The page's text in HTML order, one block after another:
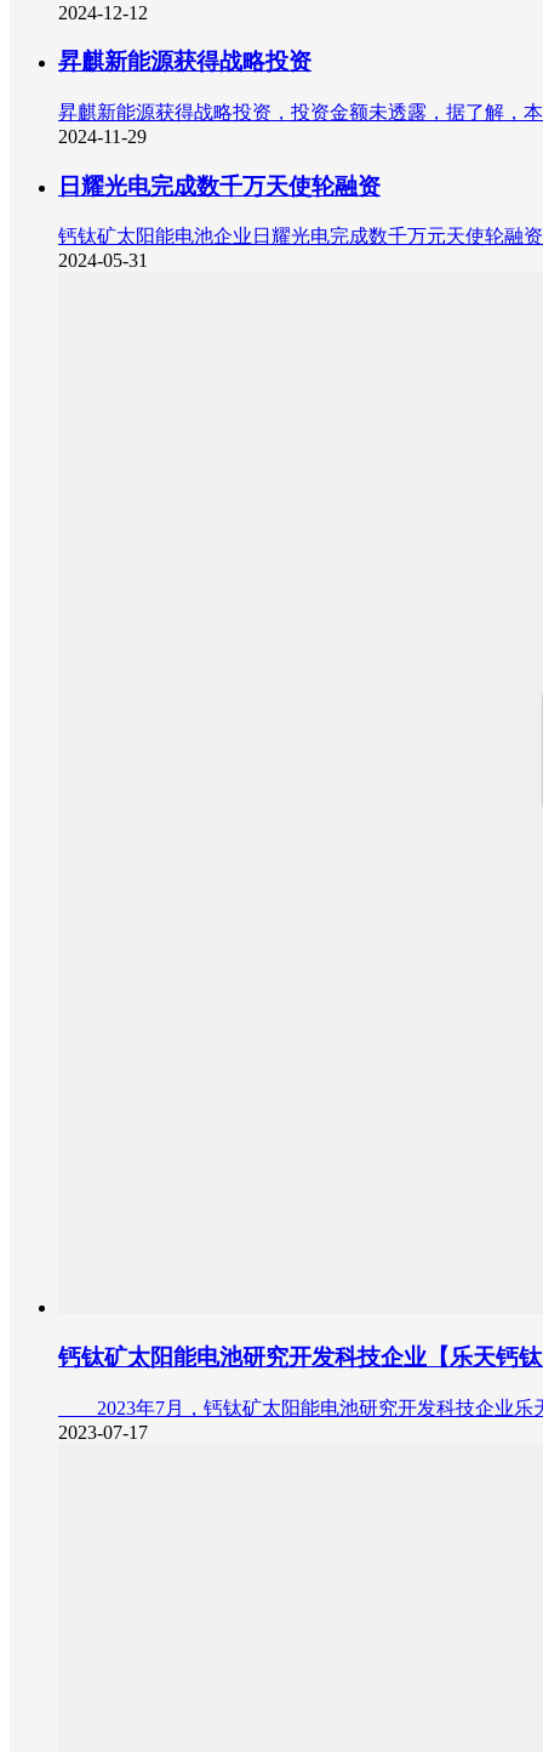
2024-12-12
昇麒新能源获得战略投资
昇麒新能源获得战略投资，投资金额未透露，据了解，
2024-11-29
日耀光电完成数千万天使轮融资
钙钛矿太阳能电池企业日耀光电完成数千万元天使轮融
2024-05-31
钙钛矿太阳能电池研究开发科技企业【乐天钙
2023年7月，钙钛矿太阳能电池研究开发科技企业乐
2023-07-17